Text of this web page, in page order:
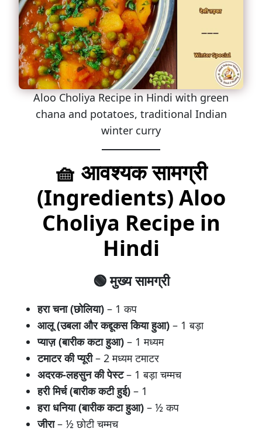
Aloo Choliya Recipe in Hindi with green
chana and potatoes, traditional Indian
winter curry
🧺 आवश्यक सामग्री
(Ingredients) Aloo
Choliya Recipe in
Hindi
🟢 मुख्य सामग्री
हरा चना (छोलिया) – 1 कप
आलू (उबला और कद्दूकस किया हुआ) – 1 बड़ा
प्याज़ (बारीक कटा हुआ) – 1 मध्यम
टमाटर की प्यूरी– 2 मध्यम टमाटर
अदरक-लहसुन की पेस्ट– 1 बड़ा चम्मच
हरी मिर्च (बारीक कटी हुई) – 1
हरा धनिया (बारीक कटा हुआ) – ½ कप
जीरा– ½ छोटी चम्मच